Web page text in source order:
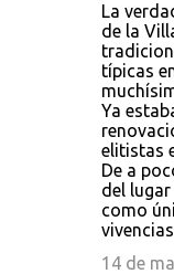
La
de la
típicas
Ya
elitistas
De a
del
como
14 de